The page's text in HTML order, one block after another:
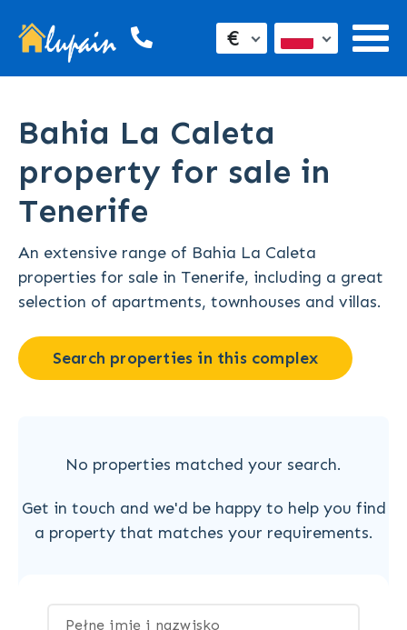
€
Bahia La Caleta
property for sale in
Tenerife
An extensive range of Bahia La Caleta
properties for sale in Tenerife, including a great
selection of apartments, townhouses and villas.
Search properties in this complex
No properties matched your search.
Get in touch and we'd be happy to help you find
a property that matches your requirements.